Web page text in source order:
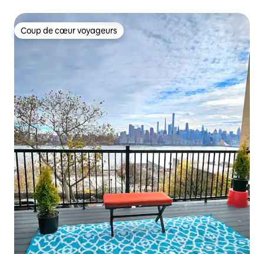
Coup de cœur voyageurs
Coup de cœur voyageurs